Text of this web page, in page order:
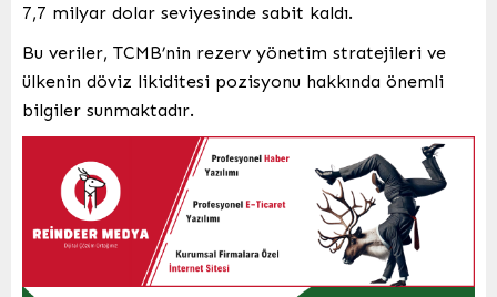
7,7 milyar dolar seviyesinde sabit kaldı.
Bu veriler, TCMB’nin rezerv yönetim stratejileri ve
ülkenin döviz likiditesi pozisyonu hakkında önemli
bilgiler sunmaktadır.